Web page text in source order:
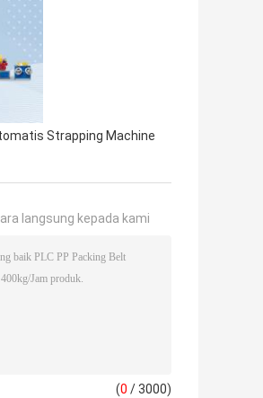
Strapping Machine
langsung kepada kami
(0 / 3000)